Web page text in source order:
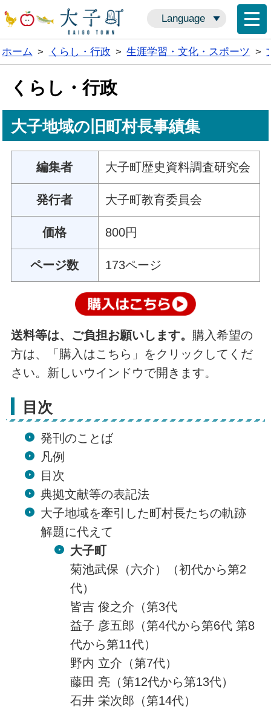
Language
ホーム > くらし・行政 > 生涯学習・文化・スポーツ >
くらし・行政
大子地域の旧町村長事績集
編集者 大子町歴史資料調査研究会
発行者 大子町教育委員会
価格 800円
ページ数 173ページ
送料等は、ご負担お願いします。 購入希望の
方は、「購入はこちら」をクリックしてくだ
さい。新しいウインドウで開きます。
目次
発刊のことば
凡例
目次
典拠文献等の表記法
大子地域を牽引した町村長たちの軌跡
解題に代えて
大子町
菊池武保（六介）（初代から第2
代）
皆吉 俊之介（第3代
益子 彦五郎（第4代から第6代 第8
代から第11代）
野内 立介（第7代）
藤田 亮（第12代から第13代）
石井 栄次郎（第14代）